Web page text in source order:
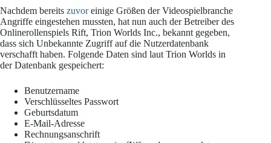
Nachdem bereits zuvoreinige Größen der Videospielbranche
Angriffe eingestehen mussten, hat nun auch der Betreiber des
Onlinerollenspiels Rift, Trion Worlds Inc., bekannt gegeben,
dass sich Unbekannte Zugriff auf die Nutzerdatenbank
verschafft haben. Folgende Daten sind laut Trion Worlds in
der Datenbank gespeichert:
Benutzername
Verschlüsseltes Passwort
Geburtsdatum
E-Mail-Adresse
Rechnungsanschrift